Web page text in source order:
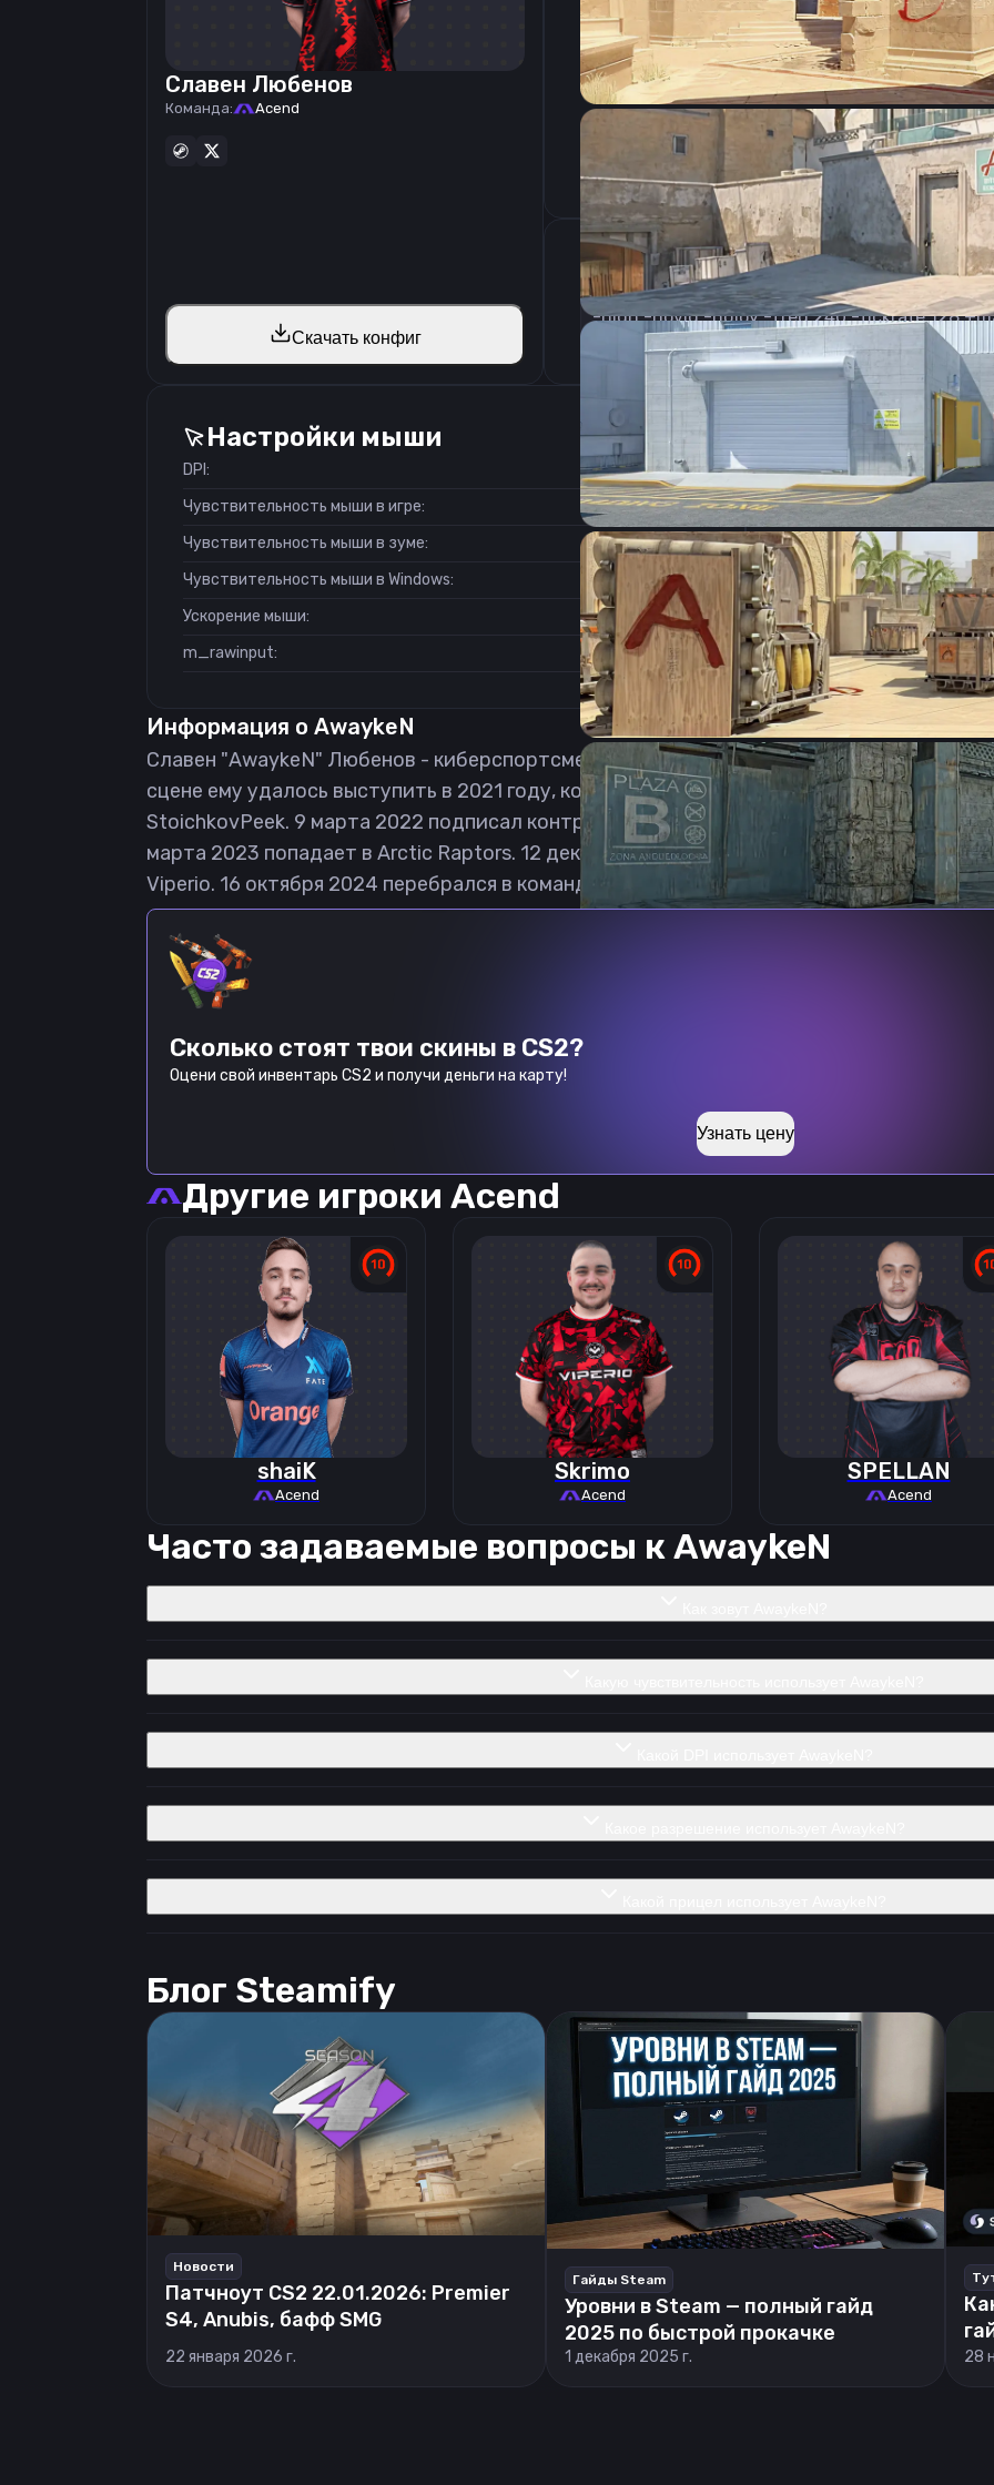
Славен Любенов
Команда: Acend
Скачать конфиг
CSGO-tMAC8-3tWHE-hHbtK-6LxGt-wZt4N
Параметры запуска
Настройки мыши
DPI:
800
Чувствительность мыши в игре:
1.2
Чувствительность мыши в зуме:
1
Чувствительность мыши в Windows:
6/11
Ускорение мыши:
0
m_rawinput:
1
Настройки
Разрешение
Соотношение сторон
Формат изображения
Частота обновления
Информация о AwaykeN
Славен "AwaykeN" Любенов - киберспортсмен в дисциплине Counter-Strike: Global
сцене ему удалось выступить в 2021 году, когда сыграл за коллектив ANDIBUL
StoichkovPeek. 9 марта 2022 подписал контракт с организацией K1CK. 5 октября 2022
марта 2023 попадает в Arctic Raptors. 12 декабря 2023 года переходит в команду
Viperio. 16 октября 2024 перебрался в команду Lausanne. 3 ноября 2025 становится
Сколько стоят твои скины в CS2?
Оцени свой инвентарь CS2 и получи деньги на карту!
Узнать цену
Другие игроки Acend
shaiK
Acend
Skrimo
Acend
SPELLAN
Acend
Часто задаваемые вопросы кAwaykeN
Блог Steamify
Новости
Патчноут CS2 22.01.2026: Premier
S4, Anubis, бафф SMG
22 января 2026 г.
Гайды Steam
Уровни в Steam — полный гайд
2025 по быстрой прокачке
1 декабря 2025 г. 28